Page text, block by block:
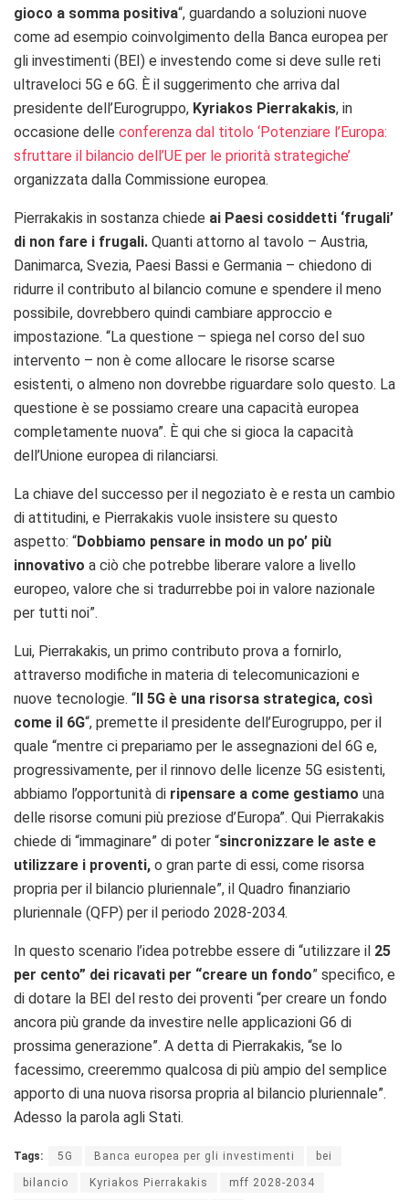
gioco a somma positiva“, guardando a soluzioni nuove
come ad esempio coinvolgimento della Banca europea per
gli investimenti (BEI) e investendo come si deve sulle reti
ultraveloci 5G e 6G. È il suggerimento che arriva dal
presidente dell’Eurogruppo, Kyriakos Pierrakakis, in
occasione delle conferenza dal titolo ‘Potenziare l’Europa:
sfruttare il bilancio dell’UE per le priorità strategiche’
organizzata dalla Commissione europea.
Pierrakakis in sostanza chiede ai Paesi cosiddetti ‘frugali’
di non fare i frugali. Quanti attorno al tavolo – Austria,
Danimarca, Svezia, Paesi Bassi e Germania – chiedono di
ridurre il contributo al bilancio comune e spendere il meno
possibile, dovrebbero quindi cambiare approccio e
impostazione. “La questione – spiega nel corso del suo
intervento – non è come allocare le risorse scarse
esistenti, o almeno non dovrebbe riguardare solo questo. La
questione è se possiamo creare una capacità europea
completamente nuova”. È qui che si gioca la capacità
dell’Unione europea di rilanciarsi.
La chiave del successo per il negoziato è e resta un cambio
di attitudini, e Pierrakakis vuole insistere su questo
aspetto: “Dobbiamo pensare in modo un po’ più
innovativo a ciò che potrebbe liberare valore a livello
europeo, valore che si tradurrebbe poi in valore nazionale
per tutti noi”.
Lui, Pierrakakis, un primo contributo prova a fornirlo,
attraverso modifiche in materia di telecomunicazioni e
nuove tecnologie. “ Il 5G è una risorsa strategica, così
come il 6G“, premette il presidente dell’Eurogruppo, per il
quale “mentre ci prepariamo per le assegnazioni del 6G e,
progressivamente, per il rinnovo delle licenze 5G esistenti,
abbiamo l’opportunità di ripensare a come gestiamo una
delle risorse comuni più preziose d’Europa”. Qui Pierrakakis
chiede di “immaginare” di poter “sincronizzare le aste e
utilizzare i proventi, o gran parte di essi, come risorsa
propria per il bilancio pluriennale”, il Quadro finanziario
pluriennale (QFP) per il periodo 2028-2034.
In questo scenario l’idea potrebbe essere di “utilizzare il 25
per cento” dei ricavati per “creare un fondo” specifico, e
di dotare la BEI del resto dei proventi “per creare un fondo
ancora più grande da investire nelle applicazioni G6 di
prossima generazione”. A detta di Pierrakakis, “se lo
facessimo, creeremmo qualcosa di più ampio del semplice
apporto di una nuova risorsa propria al bilancio pluriennale”.
Adesso la parola agli Stati.
Tags: 5G Banca europea per gli investimenti bei
bilancio Kyriakos Pierrakakis mff 2028-2034